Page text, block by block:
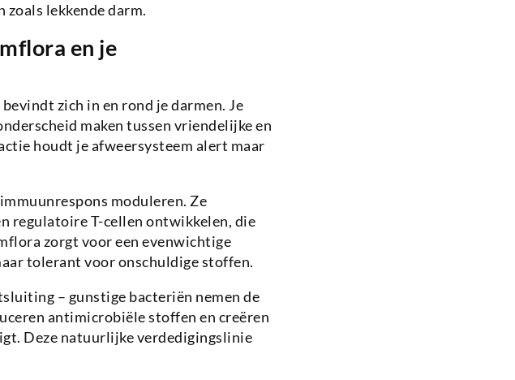
lekkende darm.
en je
zich in en rond je darmen. Je
maken tussen vriendelijke en
houdt je afweersysteem alert maar
moduleren. Ze
regulatoire T-cellen ontwikkelen, die
zorgt voor een evenwichtige
tolerant voor onschuldige stoffen.
– gunstige bacteriën nemen de
antimicrobiële stoffen en creëren
Deze natuurlijke verdedigingslinie